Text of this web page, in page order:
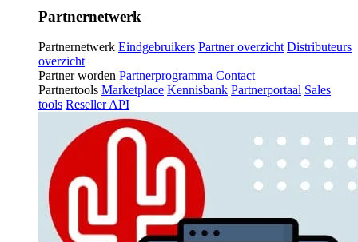
Partnernetwerk
Partnernetwerk Eindgebruikers Partner overzicht Distributeurs
overzicht
Partner worden Partnerprogramma Contact
Partnertools Marketplace Kennisbank Partnerportaal Sales
tools Reseller API